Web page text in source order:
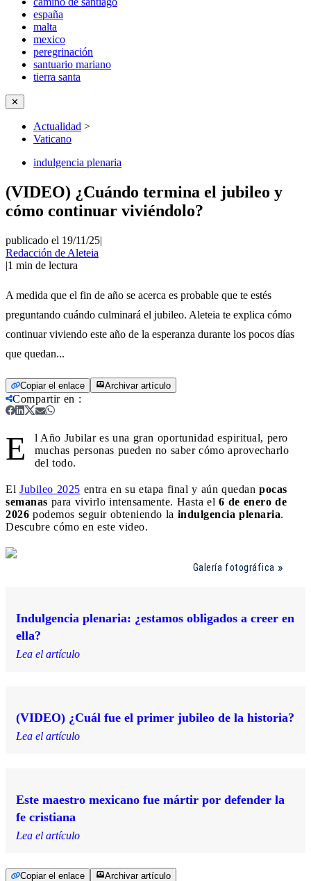
españa
malta
mexico
peregrinación
santuario mariano
tierra santa
✕
Actualidad >
Vaticano
indulgencia plenaria
(VIDEO) ¿Cuándo termina el jubileo y
cómo continuar viviéndolo?
publicado el 19/11/25|
Redacción de Aleteia
|1 min de lectura
A medida que el fin de año se acerca es probable que te estés
preguntando cuándo culminará el jubileo. Aleteia te explica cómo
continuar viviendo este año de la esperanza durante los pocos días
que quedan...
Copiar el enlace Archivar artículo
Compartir en :
E
l Año Jubilar es una gran oportunidad espiritual, pero
muchas personas pueden no saber cómo aprovecharlo
del todo.
El Jubileo 2025 entra en su etapa final y aún quedan pocas
semanas para vivirlo intensamente. Hasta el 6 de enero de
2026 podemos seguir obteniendo la indulgencia plenaria.
Descubre cómo en este video.
Galería fotográfica
Indulgencia plenaria: ¿estamos obligados a creer en
ella?
Lea el artículo
(VIDEO) ¿Cuál fue el primer jubileo de la historia?
Lea el artículo
Este maestro mexicano fue mártir por defender la
fe cristiana
Lea el artículo
Copiar el enlace Archivar artículo